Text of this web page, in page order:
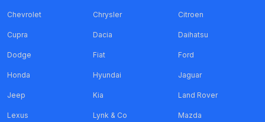
Chevrolet Chrysler Citroen
Cupra Dacia Daihatsu
Dodge Fiat Ford
Honda Hyundai Jaguar
Jeep Kia Land Rover
Lexus Lynk & Co Mazda